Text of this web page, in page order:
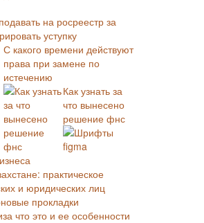
на росреестр за
уступку
С какого времени действуют
права при замене по
истечению
Как узнать за
что вынесено
решение фнс
Шрифты
figma
практическое
и юридических лиц
прокладки
что это и ее особенности